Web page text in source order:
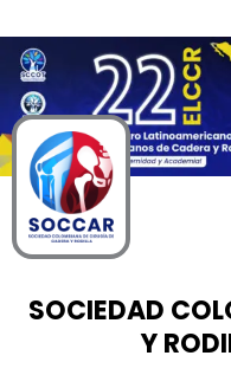
al
contenido
Horas
SOCIEDAD
Y